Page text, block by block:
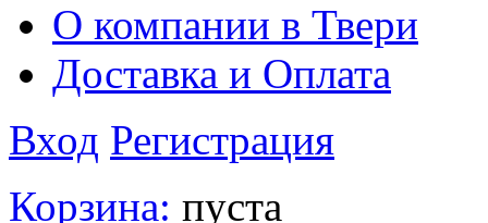
О компании в Твери
Доставка и Оплата
Вход Регистрация
Корзина: пуста